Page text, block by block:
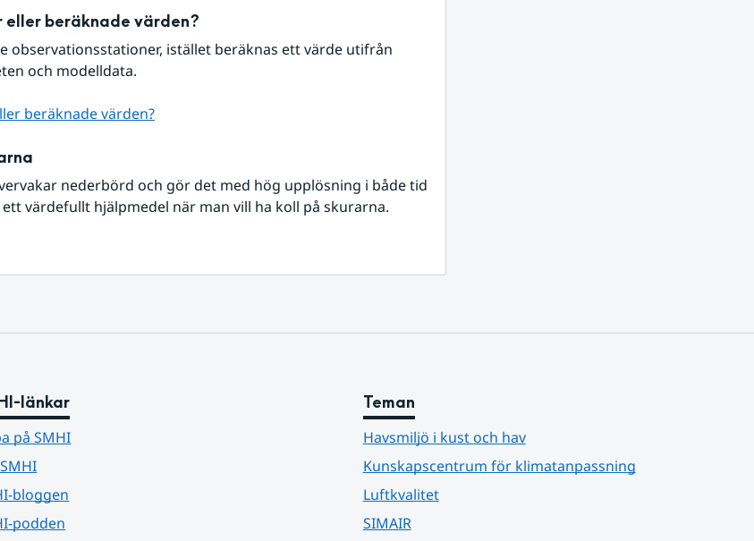
eller beräknade värden?
observationsstationer, istället beräknas ett värde utifrån
och modelldata.
beräknade värden?
nederbörd och gör det med hög upplösning i både tid
värdefullt hjälpmedel när man vill ha koll på skurarna.
länkar
på SMHI
bloggen
podden
Teman
Havsmiljö i kust och hav
Kunskapscentrum för klimatanpassning
Luftkvalitet
SIMAIR